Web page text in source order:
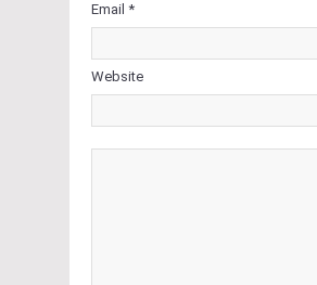
Email *
Website